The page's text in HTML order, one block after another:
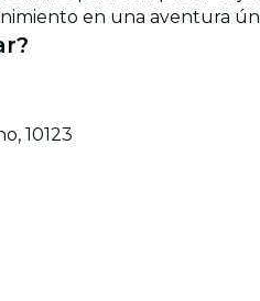
en una aventura
10123